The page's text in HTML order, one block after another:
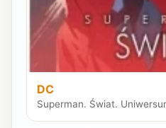
DC
Superman. Świat.